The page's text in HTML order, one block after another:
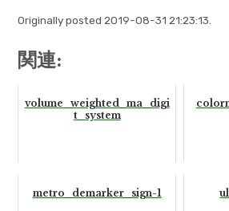
Originally posted 2019-08-31 21:23:13.
関連:
volume_weighted_ma_digi
t_system
metro_demarker_sign-1